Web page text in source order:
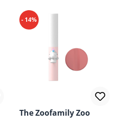
5 van 5 sterren
- 14%
The Zoofamily Zoo